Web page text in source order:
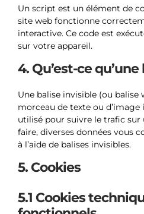
Un script est un élément de
site web fonctionne
interactive. Ce code est
sur votre appareil.
4. Qu’est-ce
Une balise invisible (ou balise
morceau de texte ou
utilisé pour suivre le trafic sur
faire, diverses données vous
à l’aide de balises invisibles.
5. Cookies
5.1 Cookies